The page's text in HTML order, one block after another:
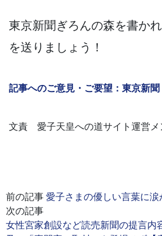
東京新聞ぎろんの森を書か
を送りましょう！
記事へのご意見・ご要望：東京新聞
文責 愛子天皇への道サイト運営
前の記事 愛子さまの優しい言葉に
次の記事
女性宮家創設など読売新聞の提言内